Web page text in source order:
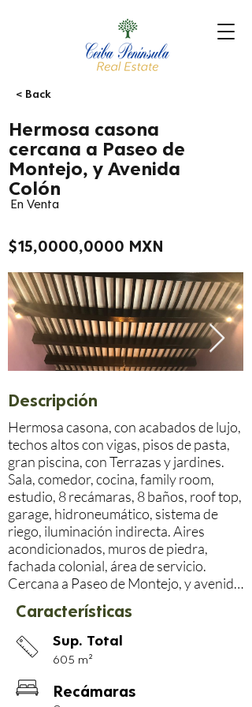
< Back
Hermosa casona
cercana a Paseo de
Montejo, y Avenida
Colón
En Venta
$15,0000,0000 MXN
Descripción
Hermosa casona, con acabados de lujo,
techos altos con vigas, pisos de pasta,
gran piscina, con Terrazas y jardines.
Sala, comedor, cocina, family room,
estudio, 8 recámaras, 8 baños, roof top,
garage, hidroneumático, sistema de
riego, iluminación indirecta. Aires
acondicionados, muros de piedra,
fachada colonial, área de servicio.
Cercana a Paseo de Montejo, y avenida
Inmejorable ubicación, ideal para hotel
boutique, vivienda, arnb. $700,000.00
dólares
* Alberca de 7m x 3m y profundidad de
Características
Sup. Total
605 m²
Recámaras